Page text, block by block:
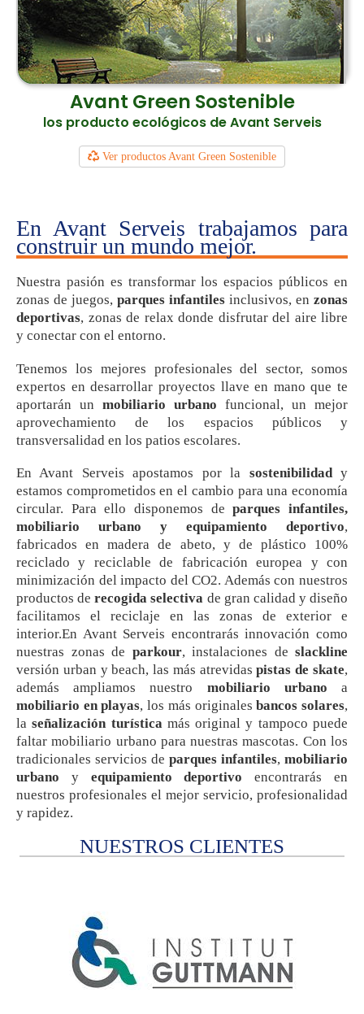
Avant Green Sostenible
los producto ecológicos de Avant Serveis
Ver productos Avant Green Sostenible
En Avant Serveis trabajamos para
construir un mundo mejor.
Nuestra pasión es transformar los espacios públicos en
zonas de juegos, parques infantiles inclusivos, en zonas
deportivas, zonas de relax donde disfrutar del aire libre
y conectar con el entorno.
Tenemos los mejores profesionales del sector, somos
expertos en desarrollar proyectos llave en mano que te
aportarán un mobiliario urbano funcional, un mejor
aprovechamiento de los espacios públicos y
transversalidad en los patios escolares.
En Avant Serveis apostamos por la sostenibilidady
estamos comprometidos en el cambio para una economía
circular. Para ello disponemos deparques infantiles,
mobiliario urbano y equipamiento deportivo,
fabricados en madera de abeto, y de plástico 100%
reciclado y reciclable de fabricación europea y con
minimización del impacto del CO2. Además con nuestros
productos derecogida selectiva de gran calidad y diseño
facilitamos el reciclaje en las zonas de exterior e
interior.En Avant Serveis encontrarás innovación como
nuestras zonas de parkour, instalaciones de slackline
versión urban y beach, las más atrevidaspistas de skate,
además ampliamos nuestro mobiliario urbano a
mobiliario en playas, los más originalesbancos solares,
laseñalización turísticamás original y tampoco puede
faltar mobiliario urbano para nuestras mascotas. Con los
tradicionales servicios de parques infantiles, mobiliario
urbano y equipamiento deportivo encontrarás en
nuestros profesionales el mejor servicio, profesionalidad
y rapidez.
NUESTROS CLIENTES